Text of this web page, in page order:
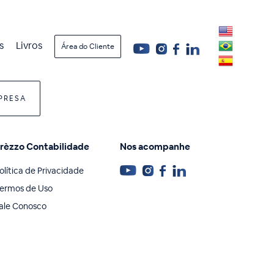
Livros Área do Cliente
Contabilidade
de Privacidade
de Uso
Conosco
Nos acompanhe